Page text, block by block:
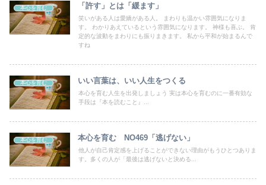
本心を育む 「許す」とは「緩ます」
笑いがある人は愛嬌がある人。 まわりも温かい雰囲気になりま
す。 わかりあえているという雰囲気になります。 神様も喜ぶ。 肯
定的な波動をまわりにも振りまきます。 私から平和が始まるんで
すね
本心を育む いい言葉は、いい人生をつくる
本心を育む人生を出発しましょう 実は本心を育むのに一番有効な
手段は『本を読むこと』...
本心を育む 本心を育む NO469「逃げない」
他人が自己肯定感を上げることができない理由がもうひとつありま
す。多くの人が「最後は逃げないと決める...